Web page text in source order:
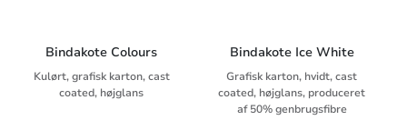
Bindakote Colours
Kulørt, grafisk karton, cast
coated, højglans
Bindakote Ice White
Grafisk karton, hvidt, cast
coated, højglans, produceret
af 50% genbrugsfibre